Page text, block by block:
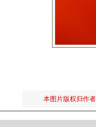
本图片版权归作